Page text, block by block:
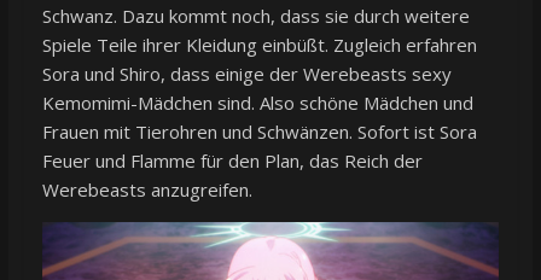
Schwanz. Dazu kommt noch, dass sie durch weitere
Spiele Teile ihrer Kleidung einbüßt. Zugleich erfahren
Sora und Shiro, dass einige der Werebeasts sexy
Kemomimi-Mädchen sind. Also schöne Mädchen und
Frauen mit Tierohren und Schwänzen. Sofort ist Sora
Feuer und Flamme für den Plan, das Reich der
Werebeasts anzugreifen.